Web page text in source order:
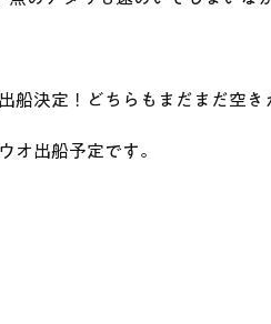
決定！どちらもまだまだ空き
出船予定です。